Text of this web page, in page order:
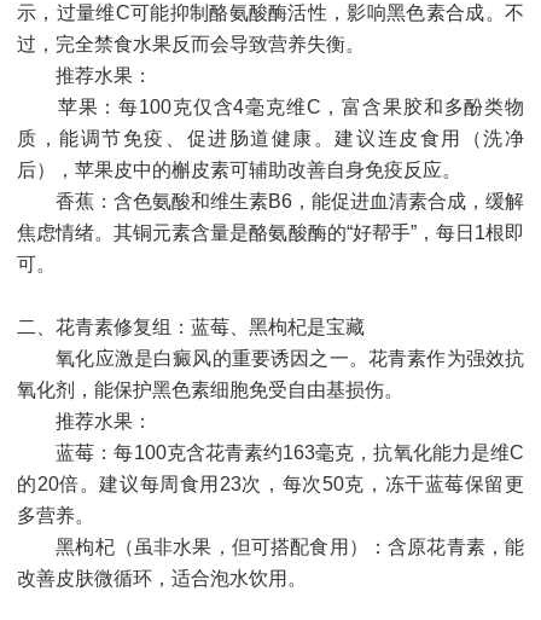
示，过量维C可能抑制酪氨酸酶活性，影响黑色素合成。不
过，完全禁食水果反而会导致营养失衡。
推荐水果：
苹果：每100克仅含4毫克维C，富含果胶和多酚类物
质，能调节免疫、促进肠道健康。建议连皮食用（洗净
后），苹果皮中的槲皮素可辅助改善自身免疫反应。
香蕉：含色氨酸和维生素B6，能促进血清素合成，缓解
焦虑情绪。其铜元素含量是酪氨酸酶的“好帮手”，每日1根即
可。
二、花青素修复组：蓝莓、黑枸杞是宝藏
氧化应激是白癜风的重要诱因之一。花青素作为强效抗
氧化剂，能保护黑色素细胞免受自由基损伤。
推荐水果：
蓝莓：每100克含花青素约163毫克，抗氧化能力是维C
的20倍。建议每周食用23次，每次50克，冻干蓝莓保留更
多营养。
黑枸杞（虽非水果，但可搭配食用）：含原花青素，能
改善皮肤微循环，适合泡水饮用。